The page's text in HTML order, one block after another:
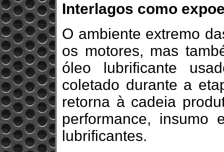
Interlagos como
O ambiente extremo
os motores, mas
óleo lubrificante
coletado durante a
retorna à cadeia
performance, insumo
lubrificantes.